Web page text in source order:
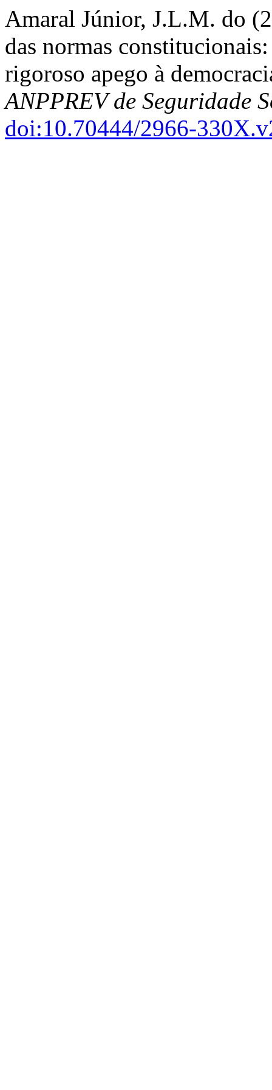
Amaral Júnior, J.L.M. do
das normas
rigoroso apego à
ANPPREV de Seguridade
doi:10.70444/2966-